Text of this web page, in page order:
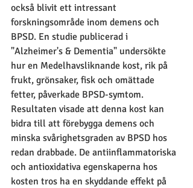
också blivit ett intressant
forskningsområde inom demens och
BPSD. En studie publicerad i
"Alzheimer's & Dementia" undersökte
hur en Medelhavsliknande kost, rik på
frukt, grönsaker, fisk och omättade
fetter, påverkade BPSD-symtom.
Resultaten visade att denna kost kan
bidra till att förebygga demens och
minska svårighetsgraden av BPSD hos
redan drabbade. De antiinflammatoriska
och antioxidativa egenskaperna hos
kosten tros ha en skyddande effekt på